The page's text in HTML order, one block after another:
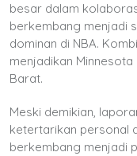
besar dalam
berkembang menjadi
dominan di NBA.
menjadikan
Barat.
Meski demikian,
ketertarikan personal
berkembang menjadi